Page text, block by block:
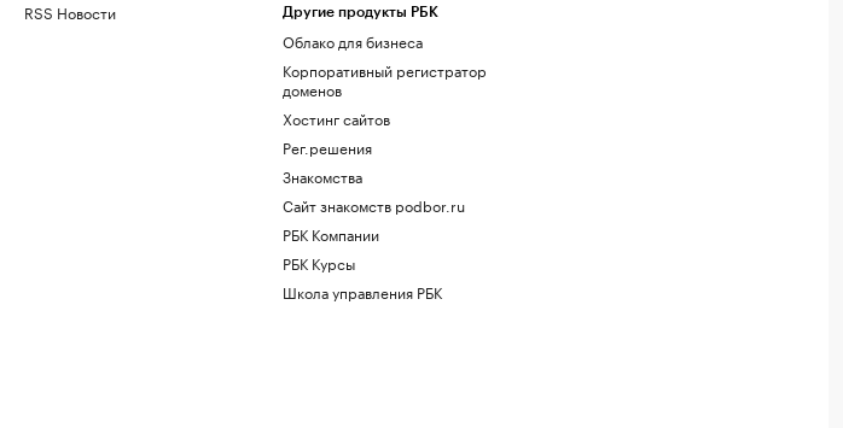
RSS Новости Другие продукты РБК
Облако для бизнеса
Корпоративный регистратор
доменов
Хостинг сайтов
Рег.решения
Знакомства
Сайт знакомств podbor.ru
РБК Компании
РБК Курсы
Школа управления РБК